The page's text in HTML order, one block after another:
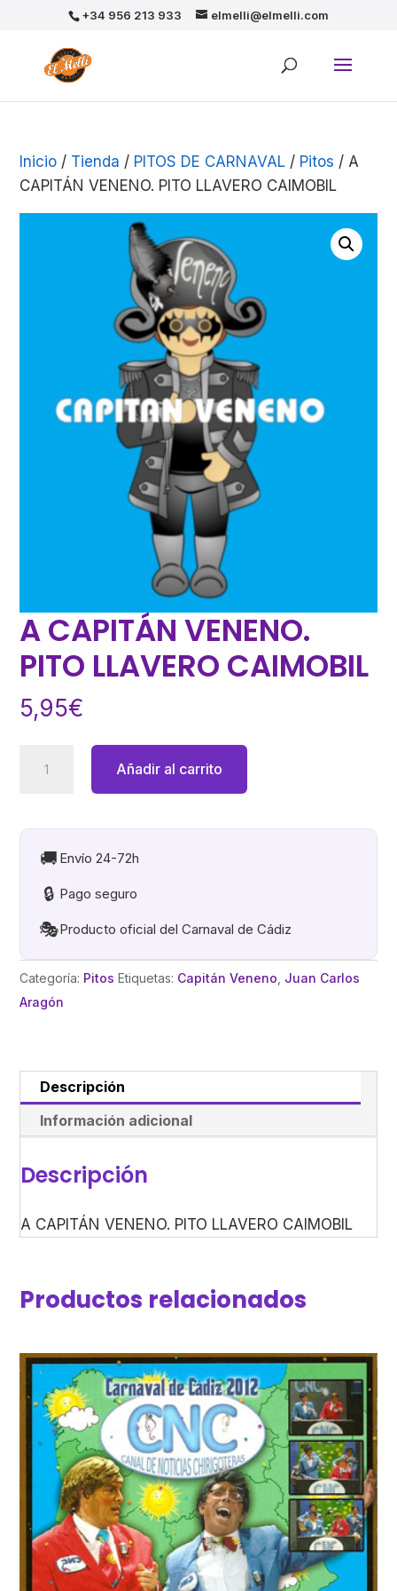
+34 956 213 933 elmelli@elmelli.com
Inicio / Tienda / PITOS DE CARNAVAL / Pitos / A
CAPITÁN VENENO. PITO LLAVERO CAIMOBIL
A CAPITÁN VENENO.
PITO LLAVERO CAIMOBIL
5,95€
CAPITÁN
PITO
LLAVERO CAIMOBIL
Añadir al carrito
🚚 Envío 24-72h
🔒 Pago seguro
🎭Producto oficial del Carnaval de Cádiz
Categoría: Pitos Etiquetas: Capitán Veneno, Juan Carlos
Aragón
Descripción
Información adicional
Descripción
A CAPITÁN VENENO. PITO LLAVERO CAIMOBIL
Productos relacionados